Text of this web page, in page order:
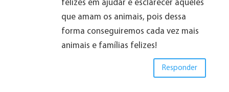
felizes em ajudar e esclarecer aqueles
que amam os animais, pois dessa
forma conseguiremos cada vez mais
animais e famílias felizes!
Responder